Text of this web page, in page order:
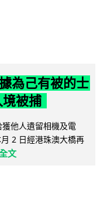
為己有被的士
被捕
他人遺留相機及電
2 日經港珠澳大橋再
文